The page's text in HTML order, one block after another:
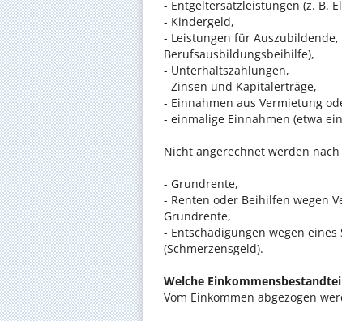
- Entgeltersatzleistungen (z. B.
- Kindergeld,
- Leistungen für
Berufsausbildungsbeihilfe),
- Unterhaltszahlungen,
- Zinsen und Kapitalerträge,
- Einnahmen aus Vermietung
- einmalige Einnahmen (etwa
Nicht angerechnet werden
- Grundrente,
- Renten oder Beihilfen wegen
Grundrente,
- Entschädigungen wegen
(Schmerzensgeld).
Welche
Vom Einkommen abgezogen